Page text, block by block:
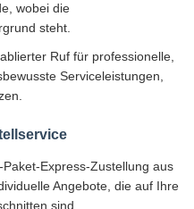
wobei die
steht.
Ruf für professionelle,
Serviceleistungen,
Express-Zustellung aus
Angebote, die auf Ihre
sind.